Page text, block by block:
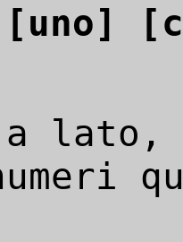
[uno]
a